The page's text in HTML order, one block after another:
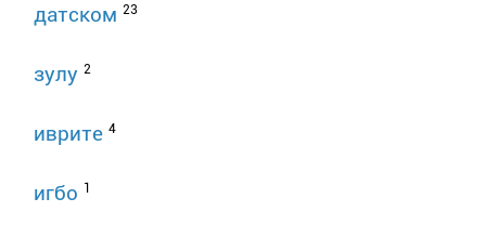
датском 23
зулу 2
иврите 4
игбо 1